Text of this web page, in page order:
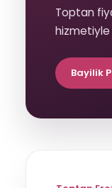
Toptan
hizmetiyle
Bayilik